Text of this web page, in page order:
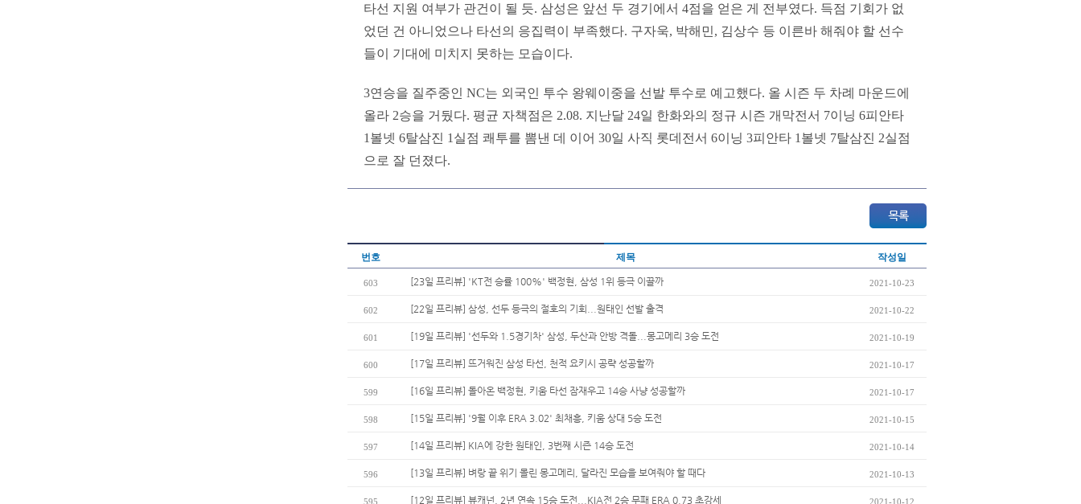
타선 지원 여부가 관건이 될 듯. 삼성은 앞선 두 경기에서 4점을 얻은 게 전부였다. 득점 기회가 없
었던 건 아니었으나 타선의 응집력이 부족했다. 구자욱, 박해민, 김상수 등 이른바 해줘야 할 선수
들이 기대에 미치지 못하는 모습이다.
3연승을 질주중인 NC는 외국인 투수 왕웨이중을 선발 투수로 예고했다. 올 시즌 두 차례 마운드에
올라 2승을 거뒀다. 평균 자책점은 2.08. 지난달 24일 한화와의 정규 시즌 개막전서 7이닝 6피안타
1볼넷 6탈삼진 1실점 쾌투를 뽐낸 데 이어 30일 사직 롯데전서 6이닝 3피안타 1볼넷 7탈삼진 2실점
으로 잘 던졌다.
번호 제목 작성일
603 [23일 프리뷰] 'KT전 승률 100%' 백정현, 삼성 1위 등극 이끌까 2021-10-23
602 [22일 프리뷰] 삼성, 선두 등극의 절호의 기회...원태인 선발 출격 2021-10-22
601 [19일 프리뷰] '선두와 1.5경기차' 삼성, 두산과 안방 격돌...몽고메리 3승 도전 2021-10-19
600 [17일 프리뷰] 뜨거워진 삼성 타선, 천적 요키시 공략 성공할까 2021-10-17
599 [16일 프리뷰] 돌아온 백정현, 키움 타선 잠재우고 14승 사냥 성공할까 2021-10-17
598 [15일 프리뷰] '9월 이후 ERA 3.02' 최채흥, 키움 상대 5승 도전 2021-10-15
597 [14일 프리뷰] KIA에 강한 원태인, 3번째 시즌 14승 도전 2021-10-14
596 [13일 프리뷰] 벼랑 끝 위기 몰린 몽고메리, 달라진 모습을 보여줘야 할 때다 2021-10-13
595 [12일 프리뷰] 뷰캐넌, 2년 연속 15승 도전...KIA전 2승 무패 ERA 0.73 초강세 2021-10-12